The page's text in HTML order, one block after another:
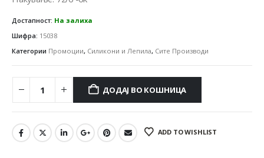
Достапност: На залиха
Шифра: 15038
Категории Промоции, Силикони и Лепила, Сите Производи
ДОДАЈ ВО КОШНИЦА
ADD TO WISHLIST